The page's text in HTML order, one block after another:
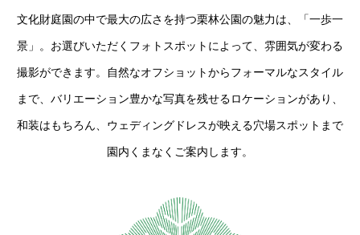
文化財庭園の中で最大の広さを持つ栗林公園の魅力は、「一歩一
景」。お選びいただくフォトスポットによって、雰囲気が変わる
撮影ができます。自然なオフショットからフォーマルなスタイル
まで、バリエーション豊かな写真を残せるロケーションがあり、
和装はもちろん、ウェディングドレスが映える穴場スポットまで
園内くまなくご案内します。